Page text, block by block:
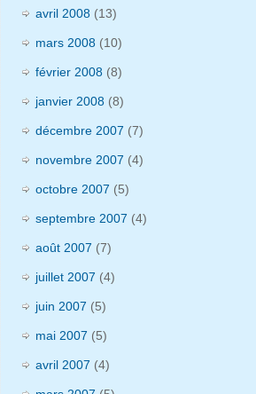
avril 2008 (13)
mars 2008 (10)
février 2008 (8)
janvier 2008 (8)
décembre 2007 (7)
novembre 2007 (4)
octobre 2007 (5)
septembre 2007 (4)
août 2007 (7)
juillet 2007 (4)
juin 2007 (5)
mai 2007 (5)
avril 2007 (4)